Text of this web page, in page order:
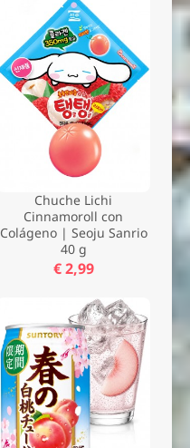
Chuche Lichi
Cinnamoroll con
Colágeno | Seoju Sanrio
40 g
€ 2,99